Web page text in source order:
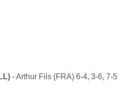
- Arthur Fils (FRA) 6-4, 3-6, 7-5